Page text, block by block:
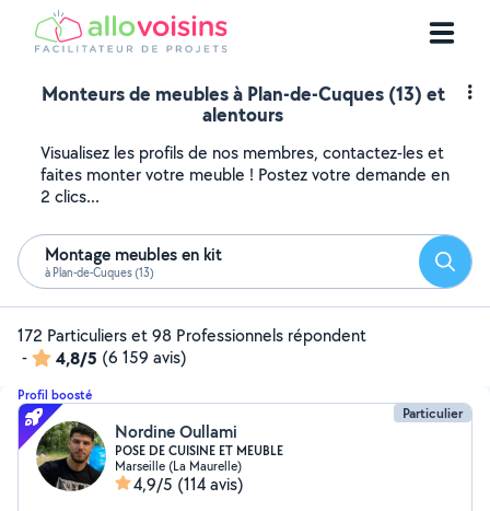
Monteurs de meubles à Plan-de-Cuques (13) et
alentours
Visualisez les profils de nos membres, contactez-les et
faites monter votre meuble ! Postez votre demande en
2 clics...
Montage meubles en kit
à Plan-de-Cuques (13)
172 Particuliers et 98 Professionnels répondent
-
4,8/5 (6 159 avis)
Profil boosté
Particulier
Nordine Oullami
POSE DE CUISINE ET MEUBLE
Marseille (La Maurelle)
4,9/5 (114 avis)